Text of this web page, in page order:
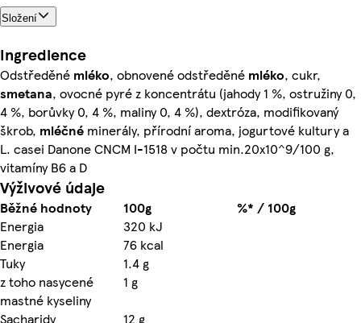
Složení
Ingredience
Odstředěné mléko, obnovené odstředěné mléko, cukr,
smetana, ovocné pyré z koncentrátu (jahody 1 %, ostružiny 0,
4 %, borůvky 0, 4 %, maliny 0, 4 %), dextróza, modifikovaný
škrob, mléčné minerály, přírodní aroma, jogurtové kultury a
L. casei Danone CNCM I-1518 v počtu min.20x10^9/100 g,
vitamíny B6 a D
Výživové údaje
Běžné hodnoty 100g
%* / 100g
Energia
320 kJ
Energia
76 kcal
Tuky
1.4 g
z toho nasycené
mastné kyseliny
1 g
Sacharidy
12 g